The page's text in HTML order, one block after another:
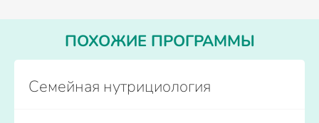
ПОХОЖИЕ ПРОГРАММЫ
Семейная нутрициология